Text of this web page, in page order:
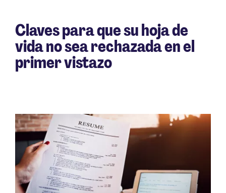
Claves para que su hoja de
vida no sea rechazada en el
primer vistazo